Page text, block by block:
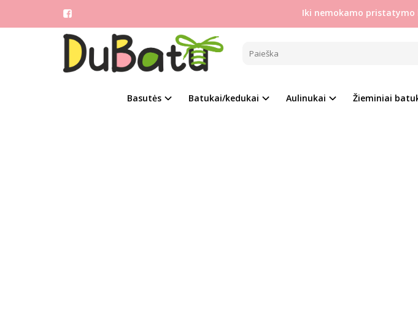
Iki nemokamo pristatymo
Basutės Batukai/kedukai Aulinukai Žieminiai
CLIBEE 23-28 AULINUKAI
Naujiena
Į PALYGINIMĄ Į NORŲ